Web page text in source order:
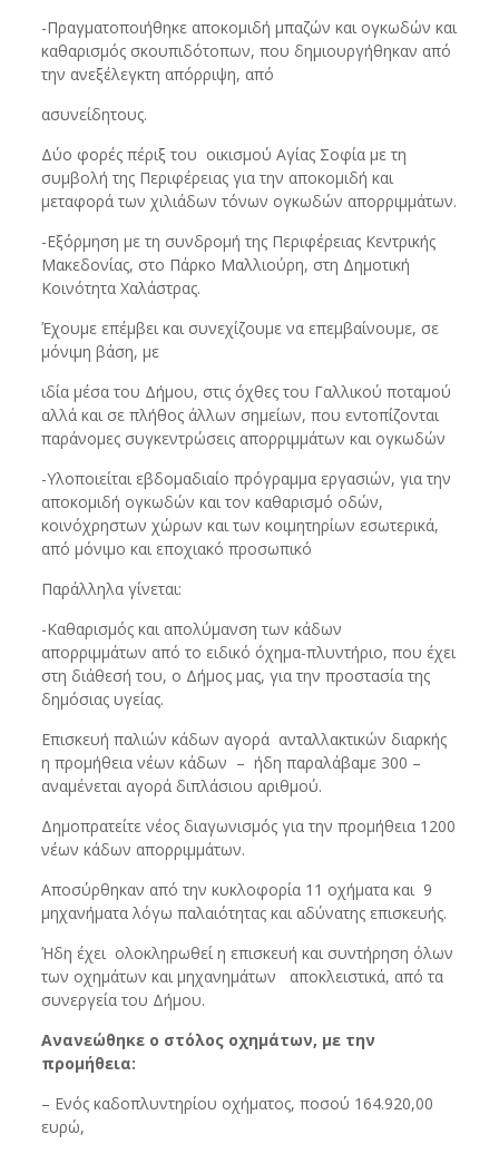
-Πραγματοποιήθηκε αποκομιδή μπαζών και ογκωδών και
καθαρισμός σκουπιδότοπων, που δημιουργήθηκαν από
την ανεξέλεγκτη απόρριψη, από
ασυνείδητους.
Δύο φορές πέριξ του οικισμού Αγίας Σοφία με τη
συμβολή της Περιφέρειας για την αποκομιδή και
μεταφορά των χιλιάδων τόνων ογκωδών απορριμμάτων.
-Εξόρμηση με τη συνδρομή της Περιφέρειας Κεντρικής
Μακεδονίας, στο Πάρκο Μαλλιούρη, στη Δημοτική
Κοινότητα Χαλάστρας.
Έχουμε επέμβει και συνεχίζουμε να επεμβαίνουμε, σε
μόνιμη βάση, με
ιδία μέσα του Δήμου, στις όχθες του Γαλλικού ποταμού
αλλά και σε πλήθος άλλων σημείων, που εντοπίζονται
παράνομες συγκεντρώσεις απορριμμάτων και ογκωδών
-Υλοποιείται εβδομαδιαίο πρόγραμμα εργασιών, για την
αποκομιδή ογκωδών και τον καθαρισμό οδών,
κοινόχρηστων χώρων και των κοιμητηρίων εσωτερικά,
από μόνιμο και εποχιακό προσωπικό
Παράλληλα γίνεται:
-Καθαρισμός και απολύμανση των κάδων
απορριμμάτων από το ειδικό όχημα-πλυντήριο, που έχει
στη διάθεσή του, ο Δήμος μας, για την προστασία της
δημόσιας υγείας.
Επισκευή παλιών κάδων αγορά ανταλλακτικών διαρκής
η προμήθεια νέων κάδων – ήδη παραλάβαμε 300 –
αναμένεται αγορά διπλάσιου αριθμού.
Δημοπρατείτε νέος διαγωνισμός για την προμήθεια 1200
νέων κάδων απορριμμάτων.
Αποσύρθηκαν από την κυκλοφορία 11 οχήματα και 9
μηχανήματα λόγω παλαιότητας και αδύνατης επισκευής.
Ήδη έχει ολοκληρωθεί η επισκευή και συντήρηση όλων
των οχημάτων και μηχανημάτων αποκλειστικά, από τα
συνεργεία του Δήμου.
Ανανεώθηκε ο στόλος οχημάτων, με την
προμήθεια:
– Ενός καδοπλυντηρίου οχήματος, ποσού 164.920,00
ευρώ,